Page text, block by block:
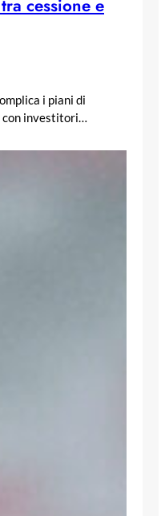
cessione e
i piani di
con investitori…